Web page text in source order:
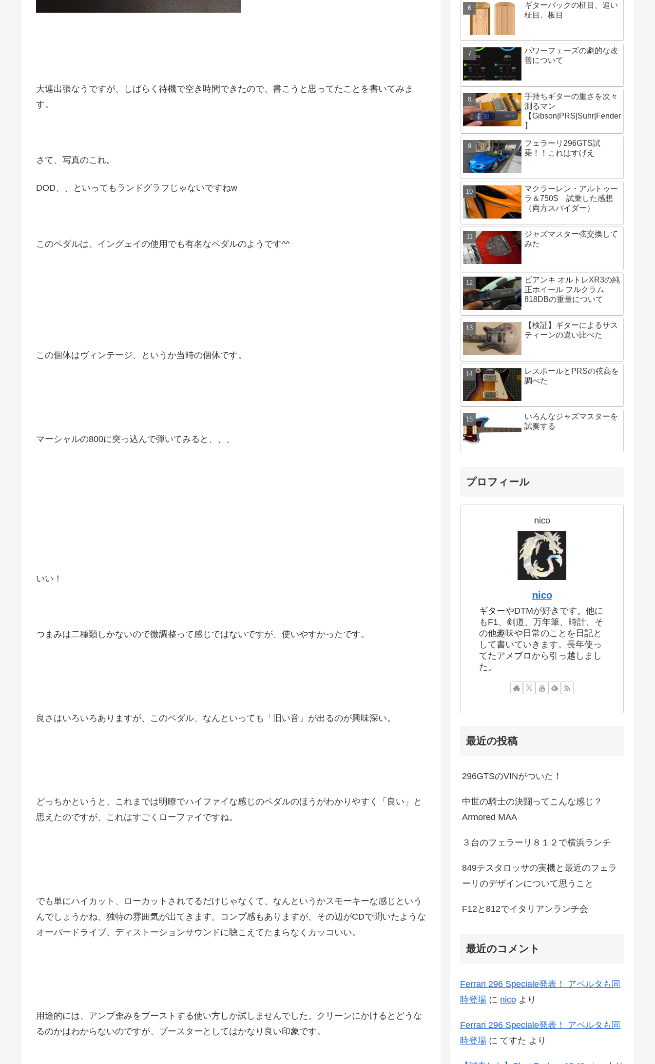
大連出張なうですが、しばらく待機で空き時間できたので、書こうと思ってたことを書いてみま
す。
さて、写真のこれ。
DOD、、といってもランドグラフじゃないですねw
このペダルは、イングェイの使用でも有名なペダルのようです^^
この個体はヴィンテージ、というか当時の個体です。
マーシャルの800に突っ込んで弾いてみると、、、
いい！
つまみは二種類しかないので微調整って感じではないですが、使いやすかったです。
良さはいろいろありますが、このペダル、なんといっても「旧い音」が出るのが興味深い。
どっちかというと、これまでは明瞭でハイファイな感じのペダルのほうがわかりやすく「良い」と
思えたのですが、これはすごくローファイですね。
でも単にハイカット、ローカットされてるだけじゃなくて、なんというかスモーキーな感じという
んでしょうかね、独特の雰囲気が出てきます。コンプ感もありますが、その辺がCDで聞いたような
オーバードライブ、ディストーションサウンドに聴こえてたまらなくカッコいい。
用途的には、アンプ歪みをブーストする使い方しか試しませんでした。クリーンにかけるとどうな
るのかはわからないのですが、ブースターとしてはかなり良い印象です。
ギターバックの柾目、追い
柾目、板目
パワーフェーズの劇的な改
善について
手持ちギターの重さを次々
測るマン
【Gibson|PRS|Suhr|Fender
】
フェラーリ296GTS試
乗！！これはすげえ
マクラーレン・アルトゥー
ラ＆750S 試乗した感想
（両方スパイダー）
ジャズマスター弦交換して
みた
ビアンキ オルトレXR3の純
正ホイール フルクラム
818DBの重量について
【検証】ギターによるサス
ティーンの違い比べた
レスポールとPRSの弦高を
調べた
いろんなジャズマスターを
試奏する
プロフィール
nico
nico
ギターやDTMが好きです。他に
もF1、剣道、万年筆、時計、そ
の他趣味や日常のことを日記と
して書いていきます。長年使っ
てたアメブロから引っ越しまし
た。
最近の投稿
296GTSのVINがついた！
中世の騎士の決闘ってこんな感じ？
Armored MAA
３台のフェラーリ８１２で横浜ランチ
849テスタロッサの実機と最近のフェラ
ーリのデザインについて思うこと
F12と812でイタリアンランチ会
最近のコメント
Ferrari 296 Speciale発表！ アペルタも同
時登場 に nico より
Ferrari 296 Speciale発表！ アペルタも同
時登場 に てすた より